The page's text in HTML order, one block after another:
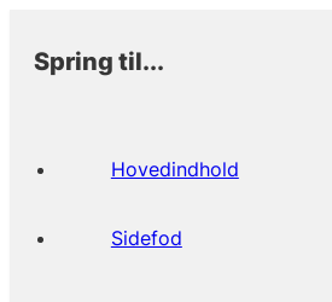
Spring til...
Hovedindhold
Sidefod